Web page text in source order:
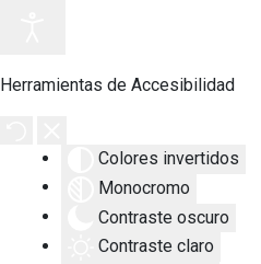
Herramientas de Accesibilidad
Colores invertidos
Monocromo
Contraste oscuro
Contraste claro